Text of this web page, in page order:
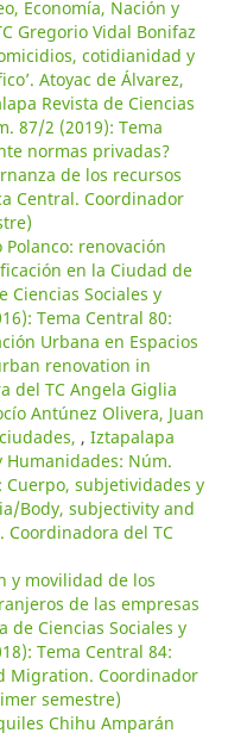
Economía, Nación y
Gregorio Vidal Bonifaz
cotidianidad y
Atoyac de Álvarez,
Revista de Ciencias
87/2 (2019): Tema
normas privadas?
de los recursos
Central. Coordinador
Polanco: renovación
en la Ciudad de
Ciencias Sociales y
Tema Central 80:
Urbana en Espacios
renovation in
del TC Angela Giglia
Antúnez Olivera, Juan
, Iztapalapa
Humanidades: Núm.
Cuerpo, subjetividades y
Body, subjectivity and
del TC
y movilidad de los
de las empresas
de Ciencias Sociales y
Tema Central 84:
Migration. Coordinador
semestre)
Chihu Amparán